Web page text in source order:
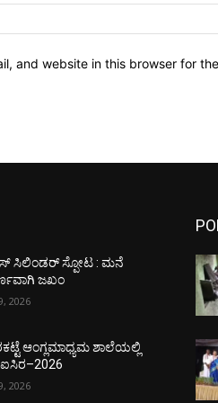
and website in this browser for
ಸಿಲಿಂಡರ್ ಸ್ಪೋಟ : ಮನೆ
ಜಖಂ
2026
ಆಂಗ್ಲಮಾಧ್ಯಮ ಶಾಲೆಯಲ್ಲಿ
ಐಸಿರ–2026
2026